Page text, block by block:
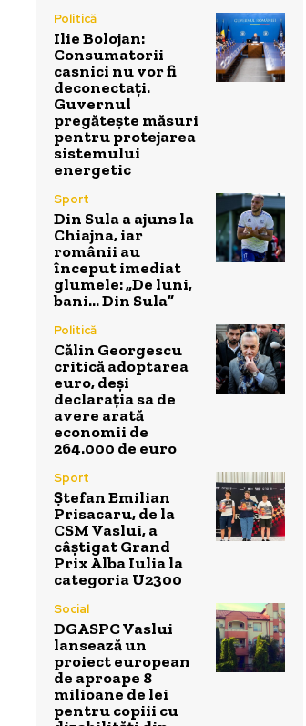
Politică
Ilie Bolojan:
Consumatorii
casnici nu vor fi
deconectați.
Guvernul
pregătește măsuri
pentru protejarea
sistemului
energetic
Sport
Din Sula a ajuns la
Chiajna, iar
românii au
început imediat
glumele: „De luni,
bani… Din Sula”
Politică
Călin Georgescu
critică adoptarea
euro, deși
declarația sa de
avere arată
economii de
264.000 de euro
Sport
Ștefan Emilian
Prisacaru, de la
CSM Vaslui, a
câștigat Grand
Prix Alba Iulia la
categoria U2300
Social
DGASPC Vaslui
lansează un
proiect european
de aproape 8
milioane de lei
pentru copiii cu